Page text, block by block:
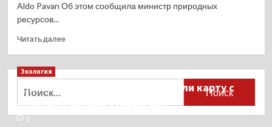
Aldo Pavan Об этом сообщила министр природных
ресурсов...
Читать далееПрочитать
В
разлив
нефтесодержащей
Экология
Для автомобилистов разработали карту с
пунктами приёма старых шин
0